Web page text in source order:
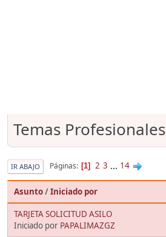
Temas Profesionales
IR ABAJO Páginas 1 2 3 ... 14
Asunto/Iniciado por
TARJETA SOLICITUD ASILO
Iniciado por PAPALIMAZGZ